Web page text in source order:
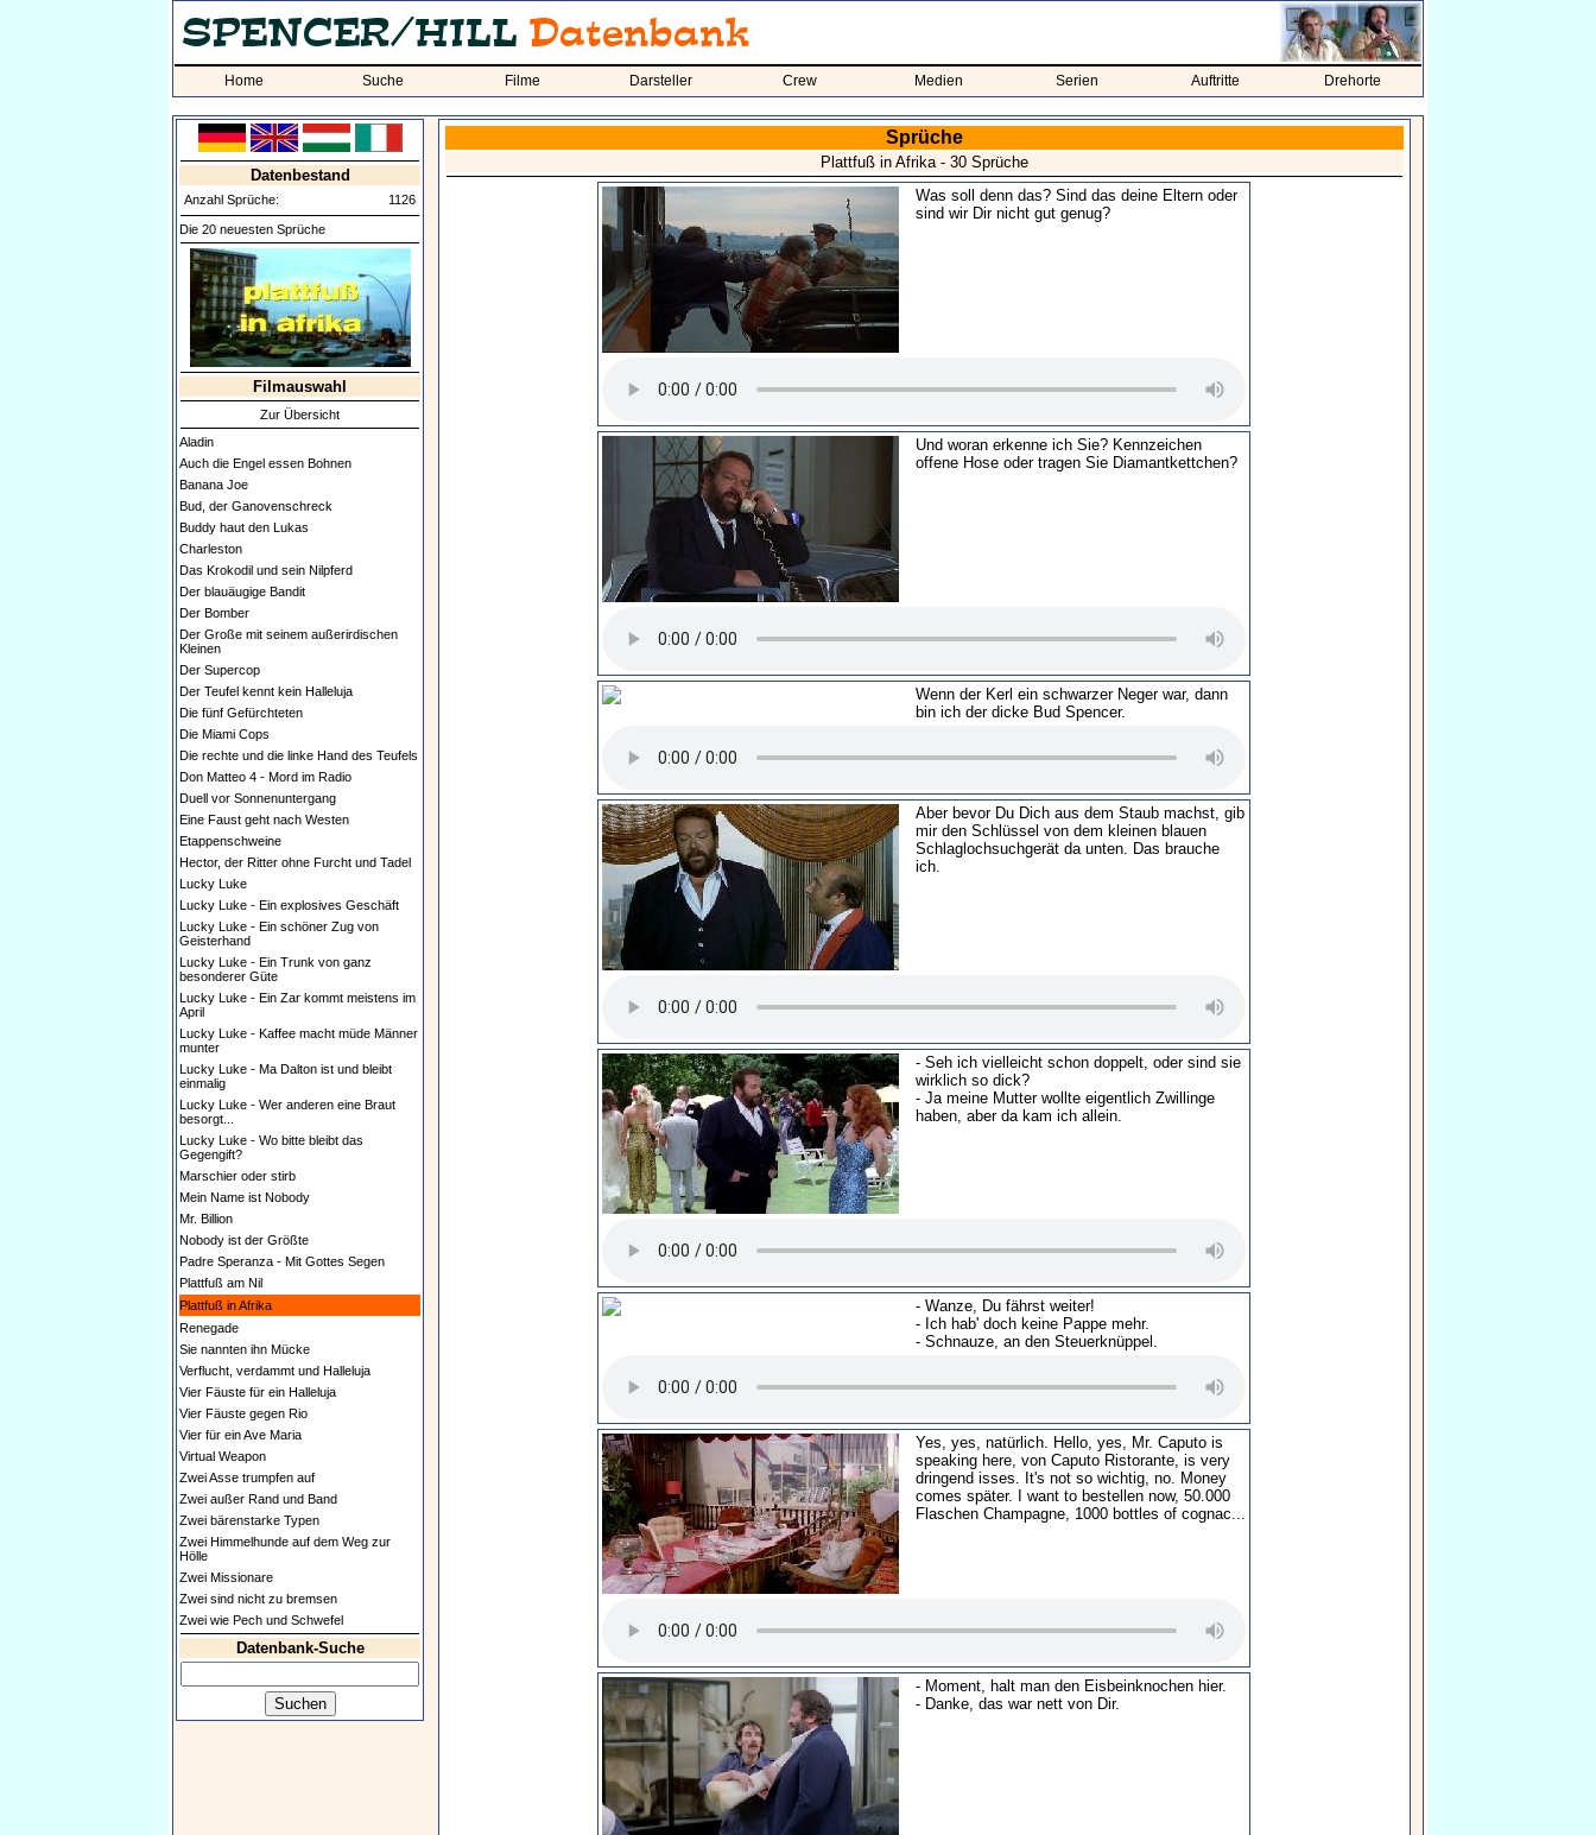
Home Suche Filme Darsteller Crew Medien Serien Auftritte Drehorte
Datenbestand
Anzahl Sprüche: 1126
Die 20 neuesten Sprüche
Filmauswahl
Zur Übersicht
Aladin
Auch die Engel essen Bohnen
Banana Joe
Bud, der Ganovenschreck
Buddy haut den Lukas
Charleston
Das Krokodil und sein Nilpferd
Der blauäugige Bandit
Der Bomber
Der Große mit seinem außerirdischen
Kleinen
Der Supercop
Der Teufel kennt kein Halleluja
Die fünf Gefürchteten
Die Miami Cops
Die rechte und die linke Hand des Teufels
Don Matteo 4 - Mord im Radio
Duell vor Sonnenuntergang
Eine Faust geht nach Westen
Etappenschweine
Hector, der Ritter ohne Furcht und Tadel
Lucky Luke
Lucky Luke - Ein explosives Geschäft
Lucky Luke - Ein schöner Zug von
Geisterhand
Lucky Luke - Ein Trunk von ganz
besonderer Güte
Lucky Luke - Ein Zar kommt meistens im
April
Lucky Luke - Kaffee macht müde Männer
munter
Lucky Luke - Ma Dalton ist und bleibt
einmalig
Lucky Luke - Wer anderen eine Braut
besorgt...
Lucky Luke - Wo bitte bleibt das
Gegengift?
Marschier oder stirb
Mein Name ist Nobody
Mr. Billion
Nobody ist der Größte
Padre Speranza - Mit Gottes Segen
Plattfuß am Nil
Plattfuß in Afrika
Renegade
Sie nannten ihn Mücke
Verflucht, verdammt und Halleluja
Vier Fäuste für ein Halleluja
Vier Fäuste gegen Rio
Vier für ein Ave Maria
Virtual Weapon
Zwei Asse trumpfen auf
Zwei außer Rand und Band
Zwei bärenstarke Typen
Zwei Himmelhunde auf dem Weg zur
Hölle
Zwei Missionare
Zwei sind nicht zu bremsen
Zwei wie Pech und Schwefel
Datenbank-Suche
Sprüche
Plattfuß in Afrika - 30 Sprüche
Was soll denn das? Sind das deine Eltern oder
sind wir Dir nicht gut genug?
Und woran erkenne ich Sie? Kennzeichen
offene Hose oder tragen Sie Diamantkettchen?
Wenn der Kerl ein schwarzer Neger war, dann
bin ich der dicke Bud Spencer.
Aber bevor Du Dich aus dem Staub machst, gib
mir den Schlüssel von dem kleinen blauen
Schlaglochsuchgerät da unten. Das brauche
ich.
- Seh ich vielleicht schon doppelt, oder sind sie
wirklich so dick?
- Ja meine Mutter wollte eigentlich Zwillinge
haben, aber da kam ich allein.
- Wanze, Du fährst weiter!
- Ich hab' doch keine Pappe mehr.
- Schnauze, an den Steuerknüppel.
Yes, yes, natürlich. Hello, yes, Mr. Caputo is
speaking here, von Caputo Ristorante, is very
dringend isses. It's not so wichtig, no. Money
comes später. I want to bestellen now, 50.000
Flaschen Champagne, 1000 bottles of cognac...
- Moment, halt man den Eisbeinknochen hier.
- Danke, das war nett von Dir.